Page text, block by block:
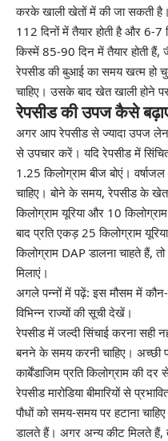
करके खाली खेतों में की जा सकती
112 दिनों में तैयार होती है और 6-
किस्में 85-90 दिन में तैयार होती
रेपसीड की बुआई का समय खत्म हो
चाहिए। उसके बाद खेत खाली होने पर
रेपसीड की उपज कैसे
अगर आप रेपसीड से ज्यादा उपज
से उपचार करें। यदि रेपसीड में
1.25 किलोग्राम बीज बोएं।
चाहिए। बोने के समय, रेपसीड के
किलोग्राम यूरिया और 10
बाद प्रति एकड़ 25 किलोग्राम
किलोग्राम DAP डालना चाहते हैं,
मिलाएं।
अगले पन्नों में पढ़ें: इस मौसम में
विभिन्न राज्यों की सूची देखें।
रेपसीड में जल्दी सिंचाई करना
बनने के समय करनी चाहिए। अच्छी
कार्बेंडाजिम प्रति किलोग्राम की
रेपसीड मारोडिया बीमारियों से
पौधों को समय-समय पर हटाना
डालते हैं। अगर अन्य कीट मिलते हैं,